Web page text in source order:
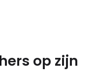
op zijn